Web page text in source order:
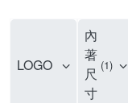
LOGO
內
著
尺
寸
1